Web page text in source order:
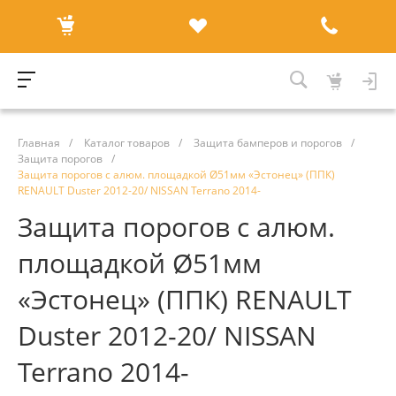
Главная / Каталог товаров / Защита бамперов и порогов /
Защита порогов /
Защита порогов с алюм. площадкой Ø51мм «Эстонец» (ППК)
RENAULT Duster 2012-20/ NISSAN Terrano 2014-
Защита порогов с алюм.
площадкой Ø51мм
«Эстонец» (ППК) RENAULT
Duster 2012-20/ NISSAN
Terrano 2014-